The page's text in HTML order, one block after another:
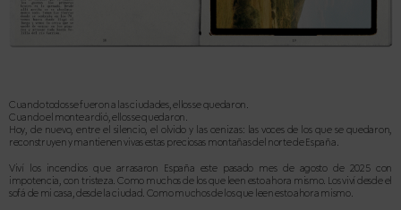
Cuando todos se fueron a las ciudades, ellos se quedaron.
Cuando el monte ardió, ellos se quedaron.
Hoy, de nuevo, entre el silencio, el olvido y las cenizas: las voces de los que se quedaron,
reconstruyen y mantienen vivas estas preciosas montañas del norte de España.
Viví los incendios que arrasaron España este pasado mes de agosto de 2025 con
impotencia, con tristeza. Como muchos de los que leen esto ahora mismo. Los viví desde el
sofá de mi casa, desde la ciudad. Como muchos de los que leen esto ahora mismo.